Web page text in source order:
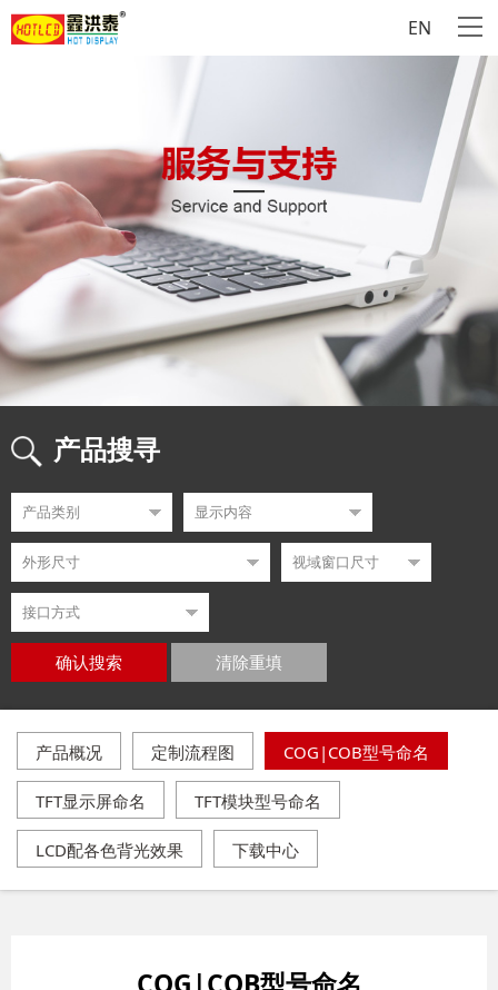
EN
产品搜寻
确认搜索 清除重填
产品概况 定制流程图 COG|COB型号命名
TFT显示屏命名 TFT模块型号命名
LCD配各色背光效果 下载中心